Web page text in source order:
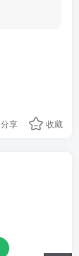
分享 收藏